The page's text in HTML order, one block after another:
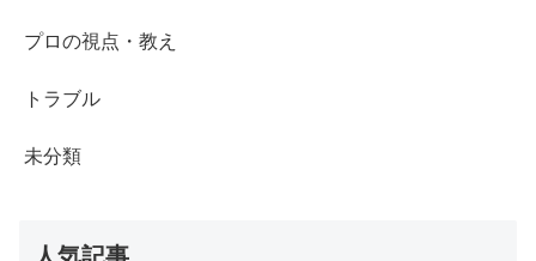
プロの視点・教え
トラブル
未分類
人気記事